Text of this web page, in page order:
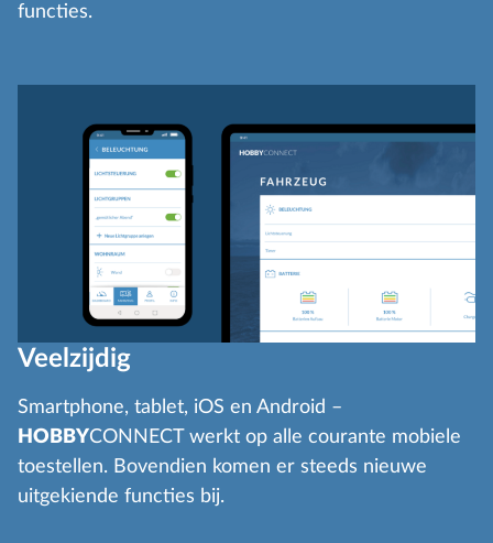
functies.
Veelzijdig
Smartphone, tablet, iOS en Android –
HOBBYCONNECT werkt op alle courante mobiele
toestellen. Bovendien komen er steeds nieuwe
uitgekiende functies bij.